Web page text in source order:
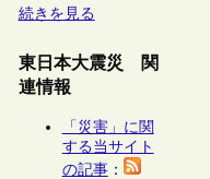
続きを見る
東日本大震災 関
連情報
「災害」に関
する当サイト
の記事：